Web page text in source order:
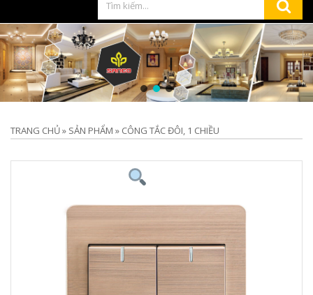
TRANG CHỦ» SẢN PHẨM » CÔNG TẮC ĐÔI, 1 CHIỀU